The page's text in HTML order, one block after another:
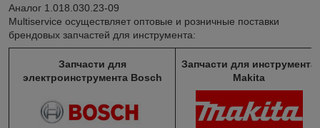
Аналог 1.018.030.23-09
Multiservice осуществляет оптовые и розничные поставки
брендовых запчастей для инструмента:
Запчасти для
электроинструмента Bosch
Запчасти для инструмента
Makita